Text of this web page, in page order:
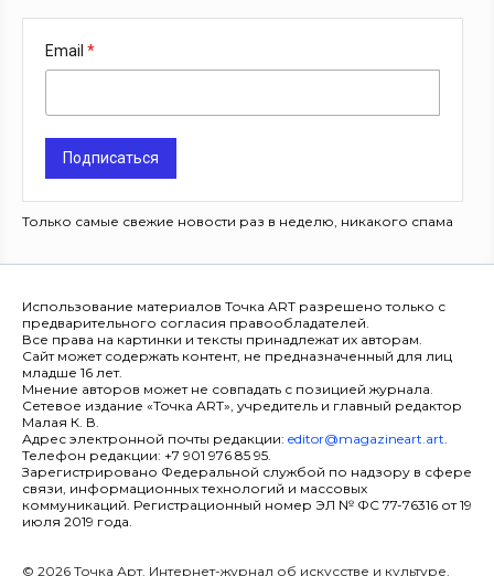
Email
Подписаться
Только самые свежие новости раз в неделю, никакого спама
Использование материалов Точка ART разрешено только с
предварительного согласия правообладателей.
Все права на картинки и тексты принадлежат их авторам.
Сайт может содержать контент, не предназначенный для лиц
младше 16 лет.
Мнение авторов может не совпадать с позицией журнала.
Сетевое издание «Точка ART», учредитель и главный редактор
Малая К. В.
Адрес электронной почты редакции: editor@magazineart.art.
Телефон редакции: +7 901 976 85 95.
Зарегистрировано Федеральной службой по надзору в сфере
связи, информационных технологий и массовых
коммуникаций. Регистрационный номер ЭЛ № ФС 77-76316 от 19
июля 2019 года.
© 2026 Точка Арт. Интернет-журнал об искусстве и культуре.